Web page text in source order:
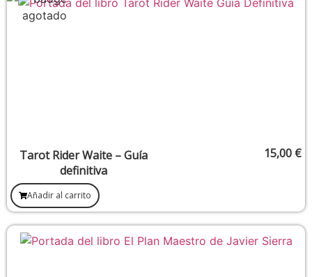
Tarot Rider Waite – Guía
definitiva
15,00 €
Añadir al carrito